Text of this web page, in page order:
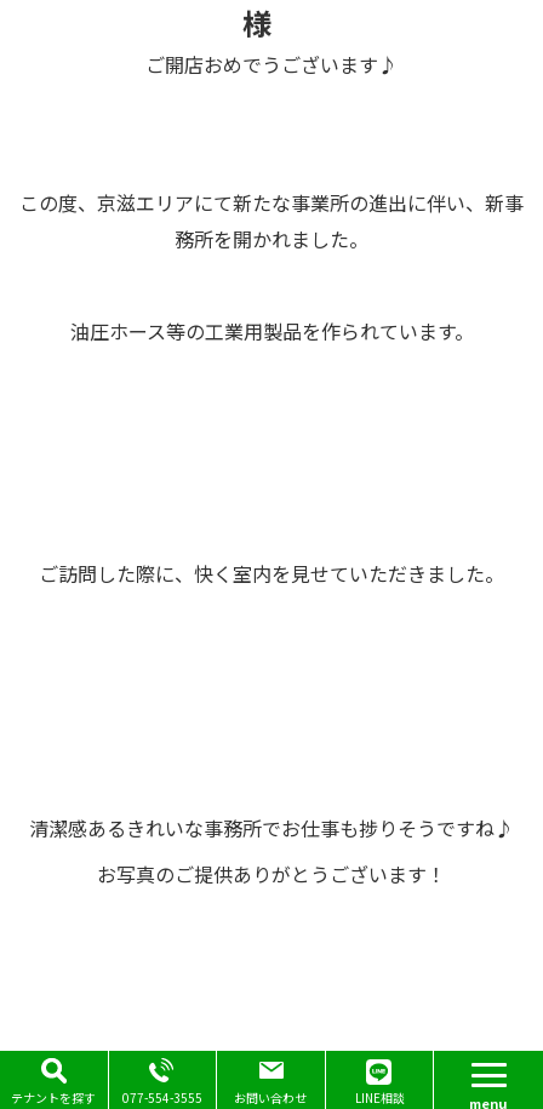
様
ご開店おめでうございます♪
この度、京滋エリアにて新たな事業所の進出に伴い、新事
務所を開かれました。
油圧ホース等の工業用製品を作られています。
ご訪問した際に、快く室内を見せていただきました。
清潔感あるきれいな事務所でお仕事も捗りそうですね♪
お写真のご提供ありがとうございます！
Page Top
テナントを探す 077-554-3555 お問い合わせ LINE相談 menu